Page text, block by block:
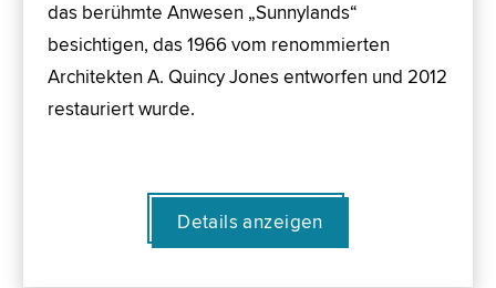
das berühmte Anwesen „Sunnylands“
besichtigen, das 1966 vom renommierten
Architekten A. Quincy Jones entworfen und 2012
restauriert wurde.
Details anzeigen